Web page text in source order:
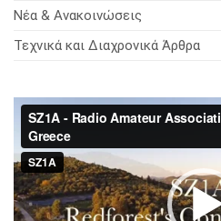
Νέα & Ανακοινώσεις
Τεχνικά και Διαχρονικά Άρθρα
Πρόγραμμα
Αναπαραγωγής
Βίντεο